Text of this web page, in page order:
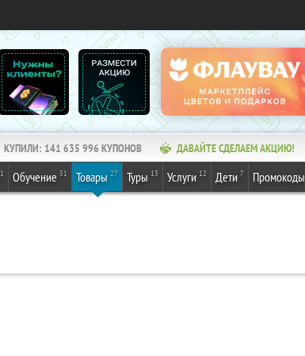
КУПИЛИ: 141 635 996 КУПОНОВ ДАВАЙТЕ СДЕЛАЕМ АКЦИЮ!
1 Обучение 31 Товары 27 Туры 13 Услуги 12 Дети 7 Промокоды